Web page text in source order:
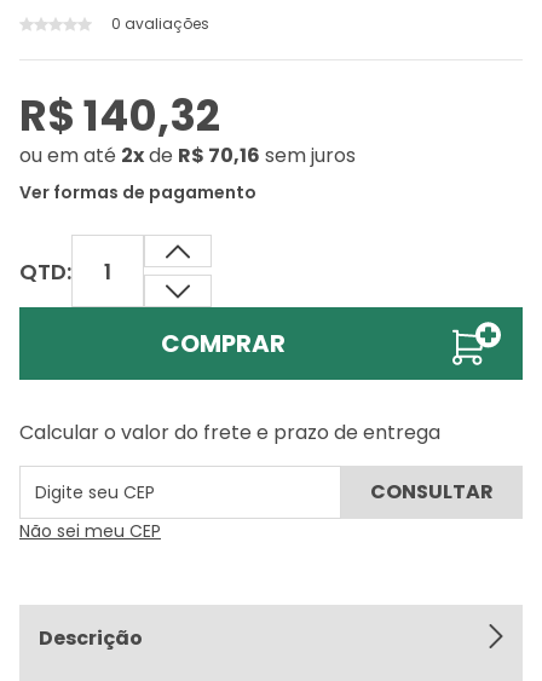
0 avaliações
R$ 140,32
ouem até 2xde R$ 70,16 sem juros
Ver formas de pagamento
QTD:
COMPRAR
Calcular o valor do frete e prazo de entrega
Não sei meu CEP
Descrição